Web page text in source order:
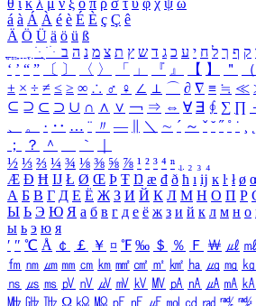
θ ι κ λ μ ν ξ ο π ρ σ τ υ φ χ ψ ω
á à Á À é è É È ç Ç ê
Ä Ö Ü ä ö ü ß
ִֶֹ ֻּ ׁׂ ק ף ך ל ח י ע כ ג ד ש ץ ת צ מ נ ה ב
‘ ’ “ ” 〔 〕 〈 〉 「 」 『 』 【 】 ＂ （
± × ÷ ≠ ≤ ≥ ∞ ∴ ♂ ♀ ∠ ⊥ ⌒ ∂ ∇ ≡ ≒ ≪
⊆ ⊇ ⊂ ⊃ ∪ ∩ ∧ ∨ ￢ ⇒ ⇔ ∀ ∃ ∮ ∑ ∏
、
。 · ‥ … ¨ 〃 ― ＼ ∼ ´ ～ ˇ ˘ ˝ ˚ ˙ ¸
；
？ ＾ ｀
½ ⅓ ⅔ ¼ ¾ ⅛ ⅜ ⅝ ⅞ ¹ ² ³ ⁴ ⁿ ₁ ₂ ₃ ₄
Æ Ð Ħ Ĳ Ł Ø Œ Þ Ŧ Ŋ æ đ ð ħ ı ĳ ĸ ŀ ł ø
А Б В Г Д Е Ё Ж З И Й К Л М Н О П Р
Ы Ь Э Ю Я а б в г д е ё ж з и й к л м н о
ы ь э ю я
′ ″ ℃ Å ￠ ￡ ￥ ¤ ℉ ‰ ＄ ％ Ｆ ￦ ㎕ ㎖
㎙ ㎚ ㎛ ㎜ ㎝ ㎞ ㎟ ㎠ ㎡ ㎢ ㏊ ㎍ ㎎ ㎏
㎱ ㎲ ㎳ ㎴ ㎵ ㎶ ㎷ ㎸ ㎹ ㎀ ㎁ ㎂ ㎃ ㎄
㎒ ㎓ ㎔ Ω ㏀ ㏁ ㎊ ㎋ ㎌ ㏖ ㏅ ㎭ ㎮ ㎯